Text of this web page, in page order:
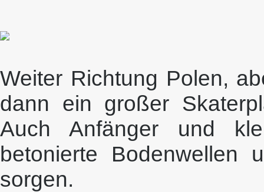
Weiter Richtung Polen,
dann ein großer
Auch Anfänger und
betonierte Bodenwellen
sorgen.